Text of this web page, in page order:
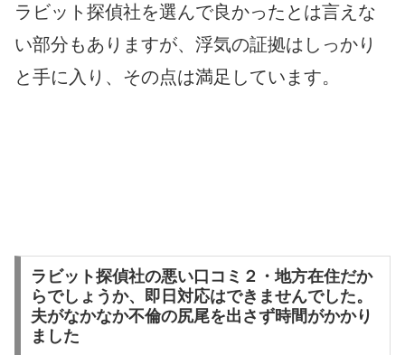
ラビット探偵社を選んで良かったとは言えな
い部分もありますが、浮気の証拠はしっかり
と手に入り、その点は満足しています。
ラビット探偵社の悪い口コミ２・地方在住だか
らでしょうか、即日対応はできませんでした。
夫がなかなか不倫の尻尾を出さず時間がかかり
ました